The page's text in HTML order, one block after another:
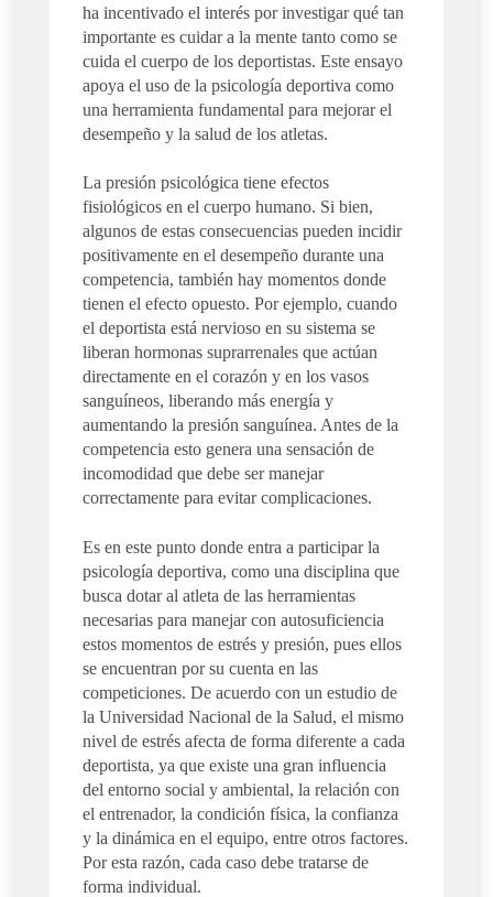
ha incentivado el interés por investigar qué tan
importante es cuidar a la mente tanto como se
cuida el cuerpo de los deportistas. Este ensayo
apoya el uso de la psicología deportiva como
una herramienta fundamental para mejorar el
desempeño y la salud de los atletas.
La presión psicológica tiene efectos
fisiológicos en el cuerpo humano. Si bien,
algunos de estas consecuencias pueden incidir
positivamente en el desempeño durante una
competencia, también hay momentos donde
tienen el efecto opuesto. Por ejemplo, cuando
el deportista está nervioso en su sistema se
liberan hormonas suprarrenales que actúan
directamente en el corazón y en los vasos
sanguíneos, liberando más energía y
aumentando la presión sanguínea. Antes de la
competencia esto genera una sensación de
incomodidad que debe ser manejar
correctamente para evitar complicaciones.
Es en este punto donde entra a participar la
psicología deportiva, como una disciplina que
busca dotar al atleta de las herramientas
necesarias para manejar con autosuficiencia
estos momentos de estrés y presión, pues ellos
se encuentran por su cuenta en las
competiciones. De acuerdo con un estudio de
la Universidad Nacional de la Salud, el mismo
nivel de estrés afecta de forma diferente a cada
deportista, ya que existe una gran influencia
del entorno social y ambiental, la relación con
el entrenador, la condición física, la confianza
y la dinámica en el equipo, entre otros factores.
Por esta razón, cada caso debe tratarse de
forma individual.